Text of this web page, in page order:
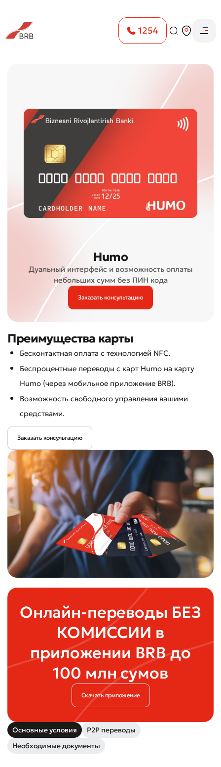
1254
Humo
Дуальный интерфейс и возможность оплаты
небольших сумм без ПИН кода
Заказать консультацию
Преимущества карты
Бесконтактная оплата с технологией NFC.
Беспроцентные переводы с карт Humo на карту
Humo (через мобильное приложение BRB).
Возможность свободного управления вашими
средствами.
Заказать консультацию
Онлайн-переводы БЕЗ
КОМИССИИ в
приложении BRB до
100 млн сумов
Скачать приложение
Основные условия
P2P переводы
Необходимые документы